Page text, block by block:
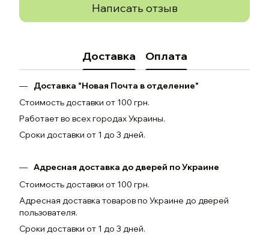
Написать отзыв
Доставка Оплата
Доставка "Новая Почта в отделение"
Стоимость доставки от 100 грн.
Работает во всех городах Украины.
Сроки доставки от 1 до 3 дней.
Адресная доставка до дверей по Украине
Стоимость доставки от 100 грн.
Адресная доставка товаров по Украине до дверей
пользователя.
Сроки доставки от 1 до 3 дней.